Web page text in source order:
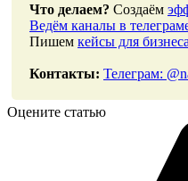
Что делаем? Создаём
Ведём каналы в
Пишем кейсы для бизнеса
Контакты: Телеграм:
Оцените статью